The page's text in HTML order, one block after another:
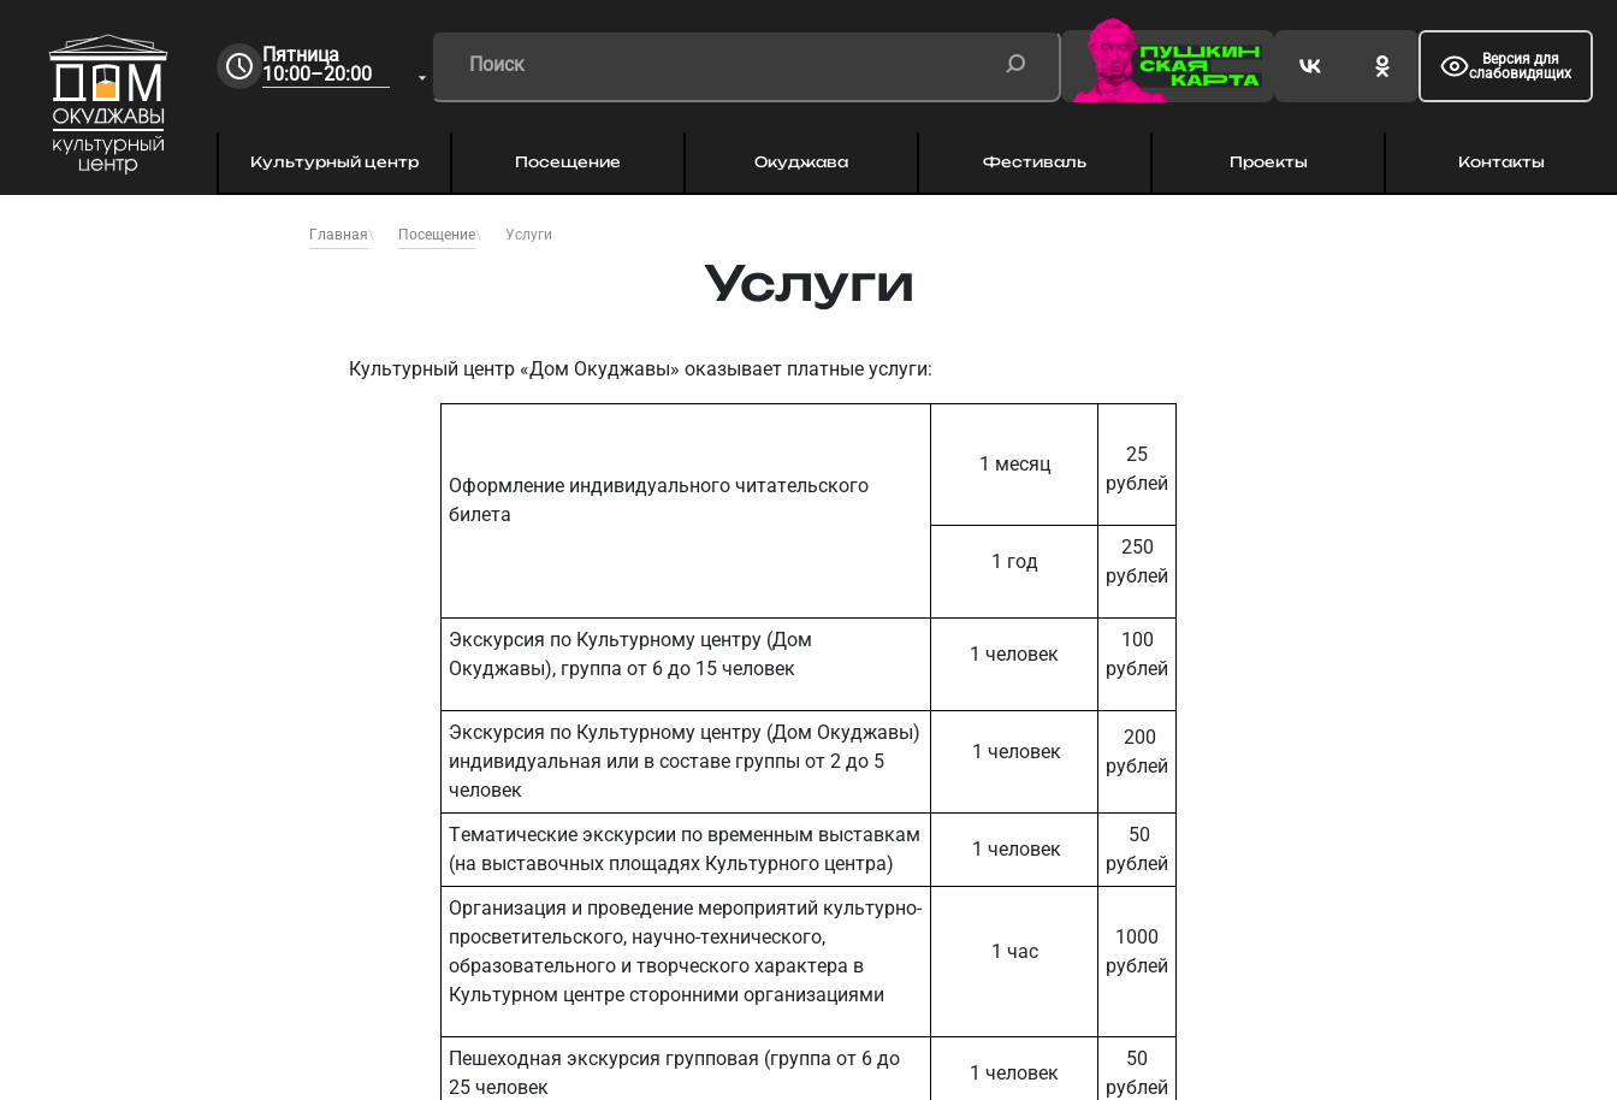
Пятница
10:00–20:00
Версия для
слабовидящих
Культурный центр Посещение Окуджава Фестиваль Проекты Контакты
Главная Посещение Услуги
Услуги
Культурный центр «Дом Окуджавы» оказывает платные услуги:
Оформление индивидуального читательского
билета
1 месяц
25
рублей
1 год
250
рублей
Экскурсия по Культурному центру (Дом
Окуджавы), группа от 6 до 15 человек
1 человек
100
рублей
Экскурсия по Культурному центру (Дом Окуджавы)
индивидуальная или в составе группы от 2 до 5
человек
1 человек
200
рублей
Тематические экскурсии по временным выставкам
(на выставочных площадях Культурного центра)
1 человек
50
рублей
Организация и проведение мероприятий культурно-
просветительского, научно-технического,
образовательного и творческого характера в
Культурном центре сторонними организациями
1 час
1000
рублей
Пешеходная экскурсия групповая (группа от 6 до
25 человек
1 человек
50
рублей